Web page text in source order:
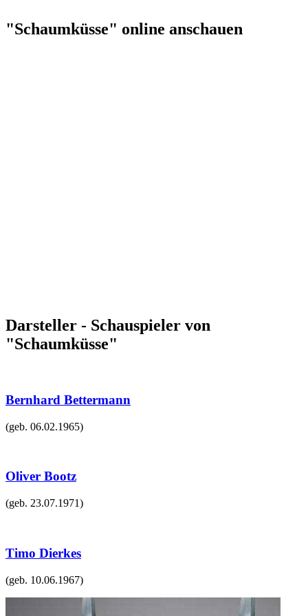
"Schaumküsse" online anschauen
Darsteller - Schauspieler von
"Schaumküsse"
Bernhard Bettermann
(geb. 06.02.1965)
Oliver Bootz
(geb. 23.07.1971)
Timo Dierkes
(geb. 10.06.1967)